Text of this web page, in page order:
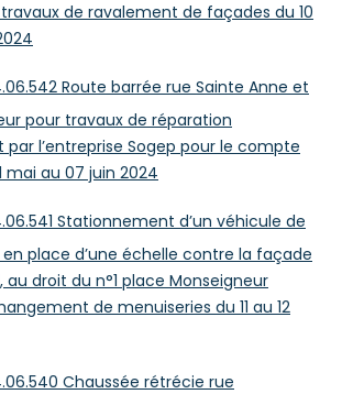
de ravalement de façades du 10
Route barrée rue Sainte Anne et
pour travaux de réparation
par l’entreprise Sogep pour le compte
mai au 07 juin 2024
Stationnement d’un véhicule de
place d’une échelle contre la façade
au droit du n°1 place Monseigneur
de menuiseries du 11 au 12
Chaussée rétrécie rue